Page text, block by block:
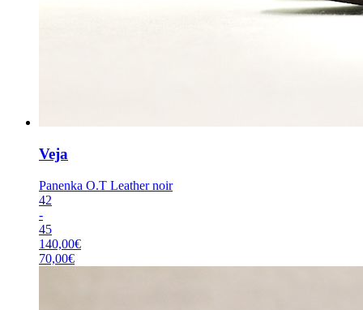
Veja
Panenka O.T Leather noir
42
-
45
140,00€
70,00€